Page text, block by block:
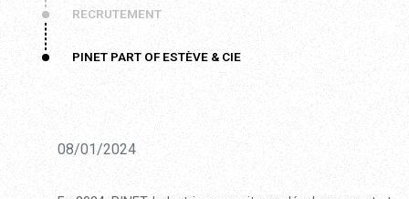
RECRUTEMENT
PINET PART OF ESTÈVE & CIE
08/01/2024